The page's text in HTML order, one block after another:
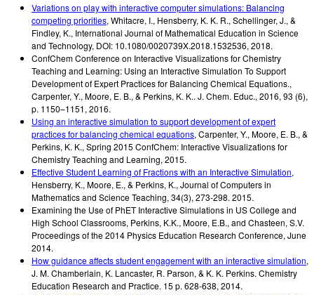
Variations on play with interactive computer simulations: Balancing
competing priorities, Whitacre, I., Hensberry, K. K. R., Schellinger, J., &
Findley, K., International Journal of Mathematical Education in Science
and Technology, DOI: 10.1080/0020739X.2018.1532536, 2018.
ConfChem Conference on Interactive Visualizations for Chemistry
Teaching and Learning: Using an Interactive Simulation To Support
Development of Expert Practices for Balancing Chemical Equations.,
Carpenter, Y., Moore, E. B., & Perkins, K. K.. J. Chem. Educ., 2016, 93 (6),
p. 1150–1151, 2016.
Using an interactive simulation to support development of expert
practices for balancing chemical equations, Carpenter, Y., Moore, E. B., &
Perkins, K. K., Spring 2015 ConfChem: Interactive Visualizations for
Chemistry Teaching and Learning, 2015.
Effective Student Learning of Fractions with an Interactive Simulation,
Hensberry, K., Moore, E., & Perkins, K., Journal of Computers in
Mathematics and Science Teaching, 34(3), 273-298. 2015.
Examining the Use of PhET Interactive Simulations in US College and
High School Classrooms, Perkins, K.K., Moore, E.B., and Chasteen, S.V.
Proceedings of the 2014 Physics Education Research Conference, June
2014.
How guidance affects student engagement with an interactive simulation,
J. M. Chamberlain, K. Lancaster, R. Parson, & K. K. Perkins. Chemistry
Education Research and Practice. 15 p. 628-638, 2014.